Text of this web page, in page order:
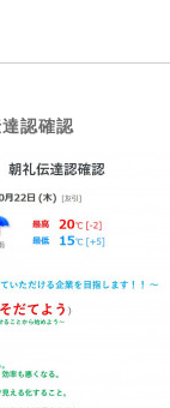
認確認